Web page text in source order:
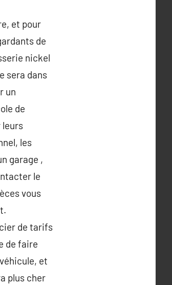
et pour
de
nickel
sera dans
un
de
leurs
les
garage ,
le
vous
de tarifs
de faire
et
plus cher